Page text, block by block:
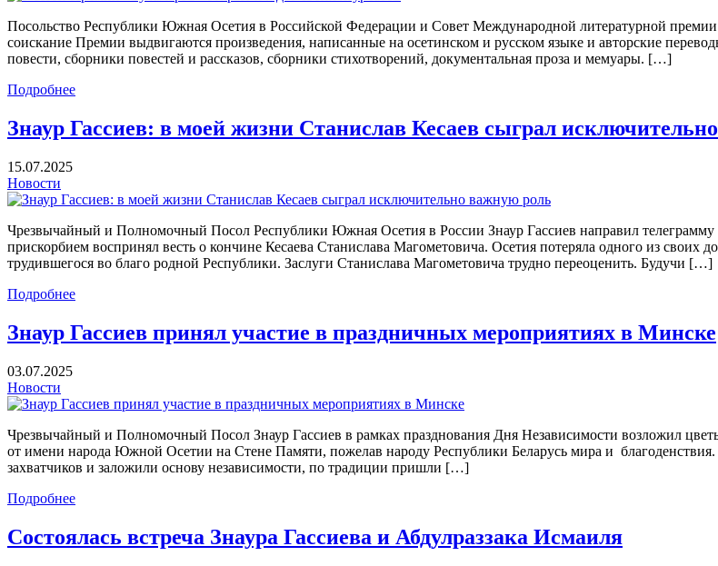
Посольство Республики Южная Осетия в Российской Федерации и Совет Международной литературной премии
соискание Премии выдвигаются произведения, написанные на осетинском и русском языке и авторские
повести, сборники повестей и рассказов, сборники стихотворений, документальная проза и мемуары. […]
Подробнее
Знаур Гассиев: в моей жизни Станислав Кесаев сыграл
15.07.2025
Новости
Чрезвычайный и Полномочный Посол Республики Южная Осетия в России Знаур Гассиев направил телеграмму
прискорбием воспринял весть о кончине Кесаева Станислава Магометовича. Осетия потеряла одного из
трудившегося во благо родной Республики. Заслуги Станислава Магометовича трудно переоценить. Будучи […]
Подробнее
Знаур Гассиев принял участие в праздничных мероприятиях в Минске
03.07.2025
Новости
Чрезвычайный и Полномочный Посол Знаур Гассиев в рамках празднования Дня Независимости возложил
от имени народа Южной Осетии на Стене Памяти, пожелав народу Республики Беларусь мира и
захватчиков и заложили основу независимости, по традиции пришли […]
Подробнее
Состоялась встреча Знаура Гассиева и Абдулраззака Исмаиля